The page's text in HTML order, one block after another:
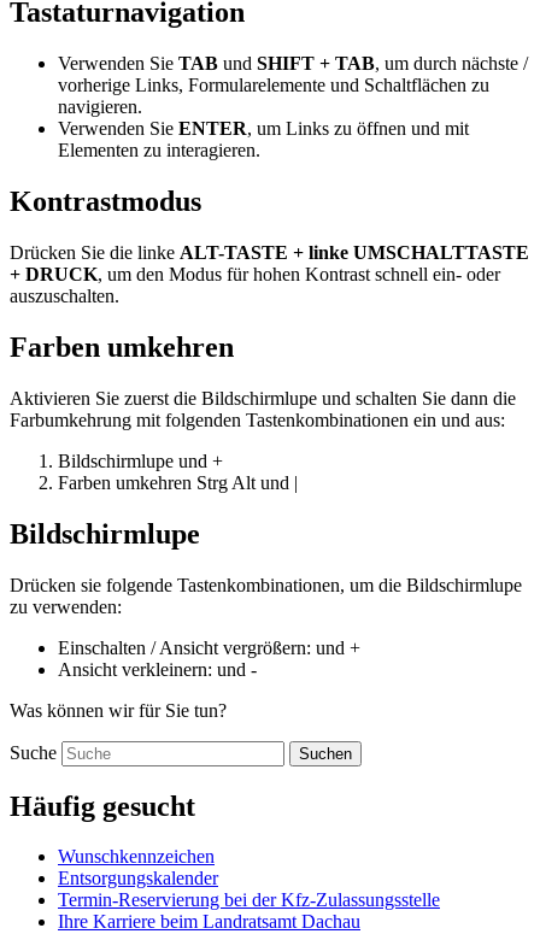
Tastaturnavigation
Verwenden Sie TAB und SHIFT + TAB, um durch nächste /
vorherige Links, Formularelemente und Schaltflächen zu
navigieren.
Verwenden Sie ENTER, um Links zu öffnen und mit
Elementen zu interagieren.
Kontrastmodus
Drücken Sie die linke ALT-TASTE + linke UMSCHALTTASTE
+ DRUCK, um den Modus für hohen Kontrast schnell ein- oder
auszuschalten.
Farben umkehren
Aktivieren Sie zuerst die Bildschirmlupe und schalten Sie dann die
Farbumkehrung mit folgenden Tastenkombinationen ein und aus:
Bildschirmlupe und +
Farben umkehren Strg Alt und |
Bildschirmlupe
Drücken sie folgende Tastenkombinationen, um die Bildschirmlupe
zu verwenden:
Einschalten / Ansicht vergrößern: und +
Ansicht verkleinern: und -
Was können wir für Sie tun?
Suche Suchen
Häufig gesucht
Wunschkennzeichen
Entsorgungskalender
Termin-Reservierung bei der Kfz-Zulassungsstelle
Ihre Karriere beim Landratsamt Dachau